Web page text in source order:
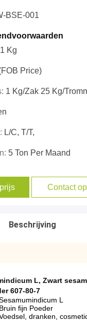
BSE-001
1 Kg
Price)
1 Kg/zak 25 Kg/
L/C, T/T,
5 Ton Per Maand
Contact
Beschrijving
L, Zwart
607-80-7
L
Bruin fijn Poeder
dranken,